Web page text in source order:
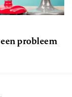
probleem